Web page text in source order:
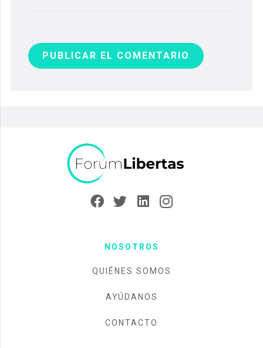
PUBLICAR EL COMENTARIO
NOSOTROS
QUIÉNES SOMOS
AYÚDANOS
CONTACTO